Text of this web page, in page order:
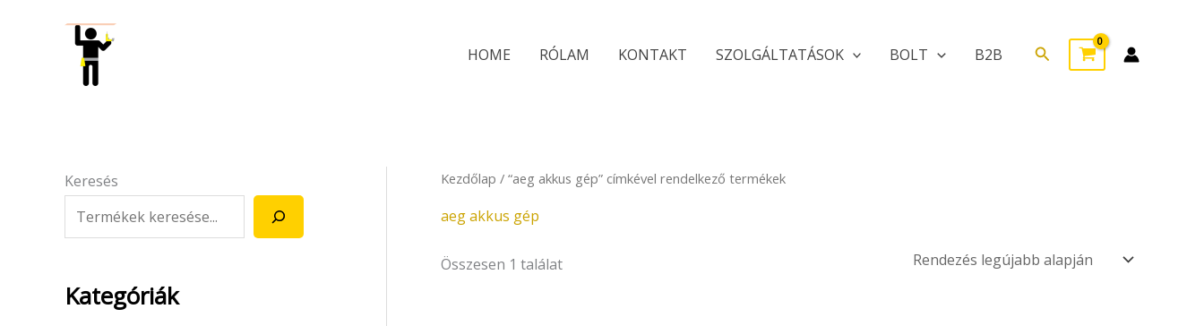
HOME RÓLAM KONTAKT SZOLGÁLTATÁSOK BOLT B2B Search
Keresés
Kategóriák
Kezdőlap / “aeg akkus gép” címkével rendelkező termékek
aeg akkus gép
Összesen 1 találat